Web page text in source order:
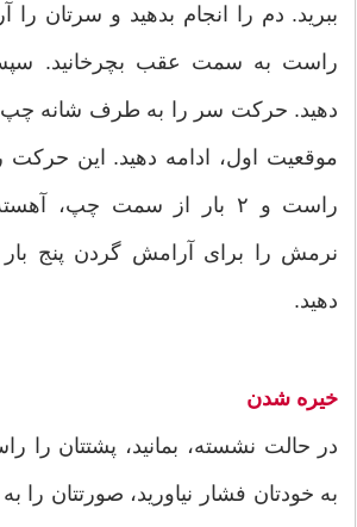
ببرید. دم را انجام بدهید و سرتان
راست به سمت عقب بچرخانید. سپس
دهید. حرکت سر را به طرف شانه
موقعیت اول، ادامه دهید. این حرکت
راست و ۲ بار از سمت چپ،
نرمش را برای آرامش گردن پنج بار
دهید.
خیره شدن
در حالت نشسته، بمانید، پشتتان را
به خودتان فشار نیاورید، صورتتان را